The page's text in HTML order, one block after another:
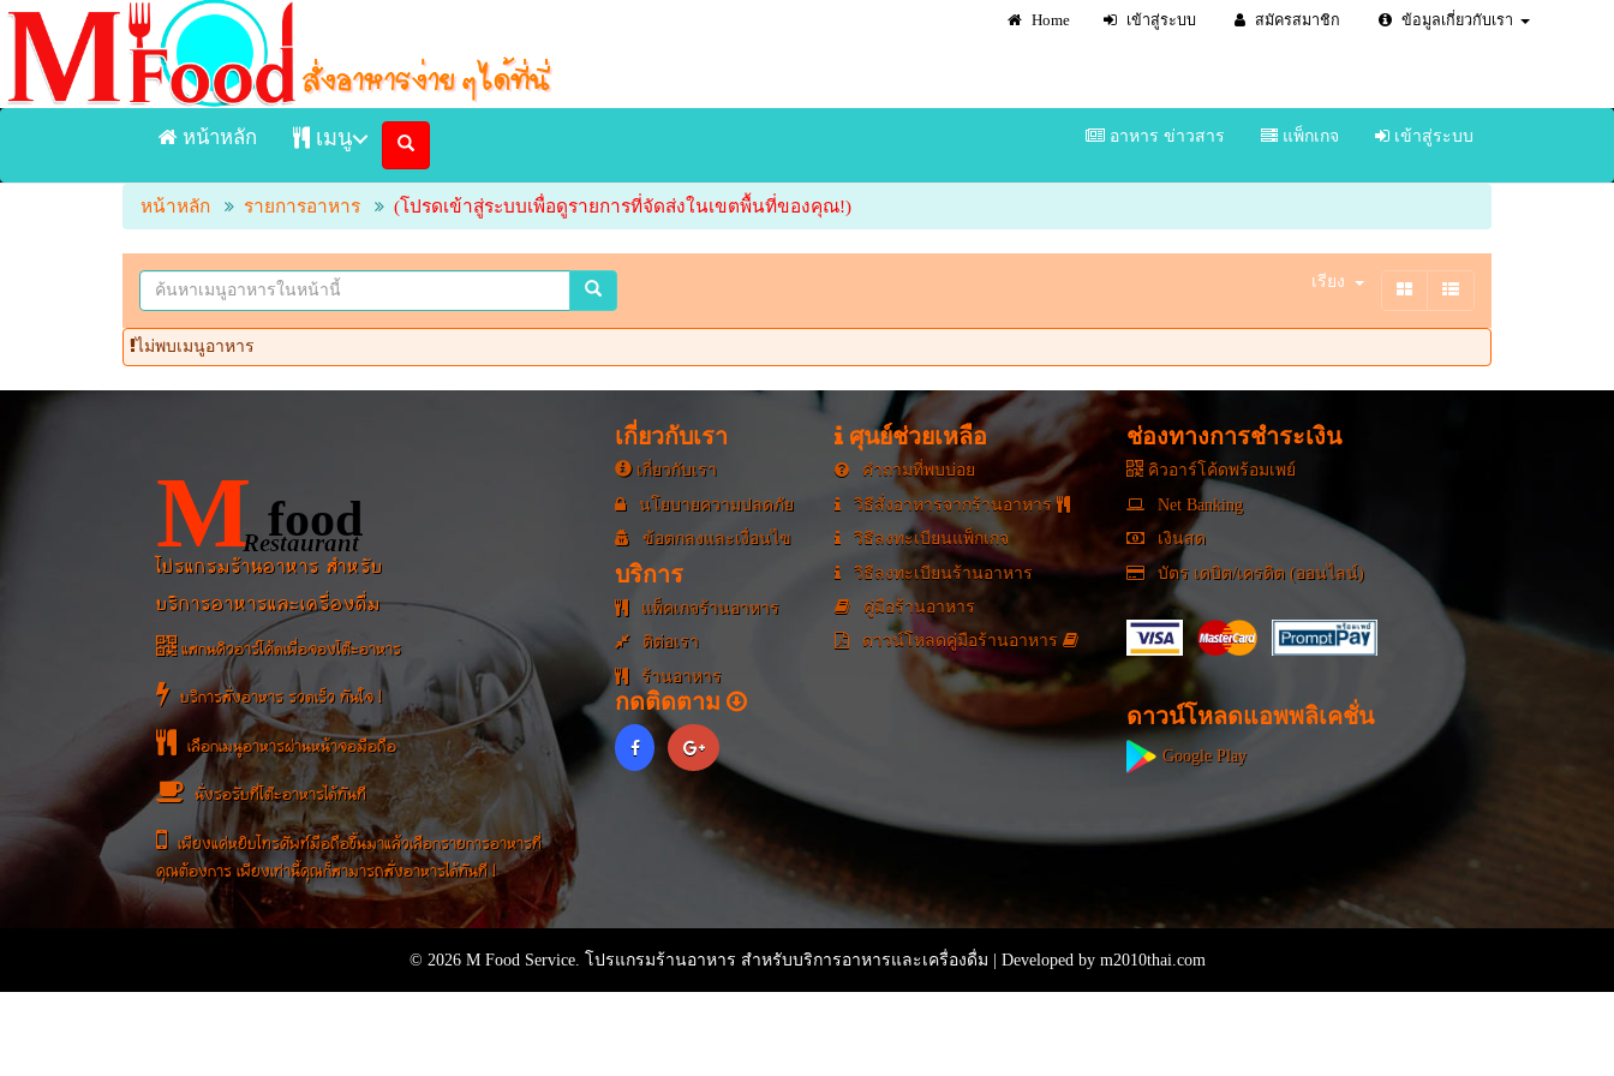
Home เข้าสู่ระบบ สมัครสมาชิก ข้อมูลเกี่ยวกับเรา
หน้าหลัก เมนู
หน้าแรก
เมนูอาหารจัดส่ง Delivery
ร้านอาหาร
อาหาร ข่าวสาร แพ็กเกจ เข้าสู่ระบบ
หน้าหลัก รายการอาหาร (โปรดเข้าสู่ระบบเพื่อดูรายการที่จัดส่งในเขตพื้นที่ของคุณ!)
เรียง
ไม่พบเมนูอาหาร
M food
Restaurant
โปรแกรมร้านอาหาร สำหรับ
บริการอาหารและเครื่องดื่ม
แสกนคิวอาร์โค้ดเพื่อจองโต๊ะอาหาร
บริการสั่งอาหาร รวดเร็ว ทันใจ !
เลือกเมนูอาหารผ่านหน้าจอมือถือ
นั่งรอรับที่โต๊ะอาหารได้ทันที
เพียงแค่หยิบโทรศัพท์มือถือขึ้นมาแล้วเลือกรายการอาหารที่
คุณต้องการ เพียงเท่านี้คุณก็สามารถสั่งอาหารได้ทันที !
เกี่ยวกับเรา
เกี่ยวกับเรา
นโยบายความปลดภัย
ข้อตกลงและเงื่อนไข
บริการ
แพ็คเกจร้านอาหาร
ติต่อเรา
ร้านอาหาร
กดติดตาม
ศุนย์ช่วยเหลือ
คำถามที่พบบ่อย
วิธีสั่งอาหารจากร้านอาหาร
วิธีลงทะเบียนแพ็กเกจ
วิธีลงทะเบียนร้านอาหาร
คู่มือร้านอาหาร
ดาวน์โหลดคู่มือร้านอาหาร
ช่องทางการชำระเงิน
คิวอาร์โค้ดพร้อมเพย์
Net Banking
เงินสด
บัตร เดบิต/เครดิต (ออนไลน์)
ดาวน์โหลดแอพพลิเคชั่น
Google Play
© 2026 M Food Service. โปรแกรมร้านอาหาร สำหรับบริการอาหารและเครื่องดื่ม | Developed by m2010thai.com